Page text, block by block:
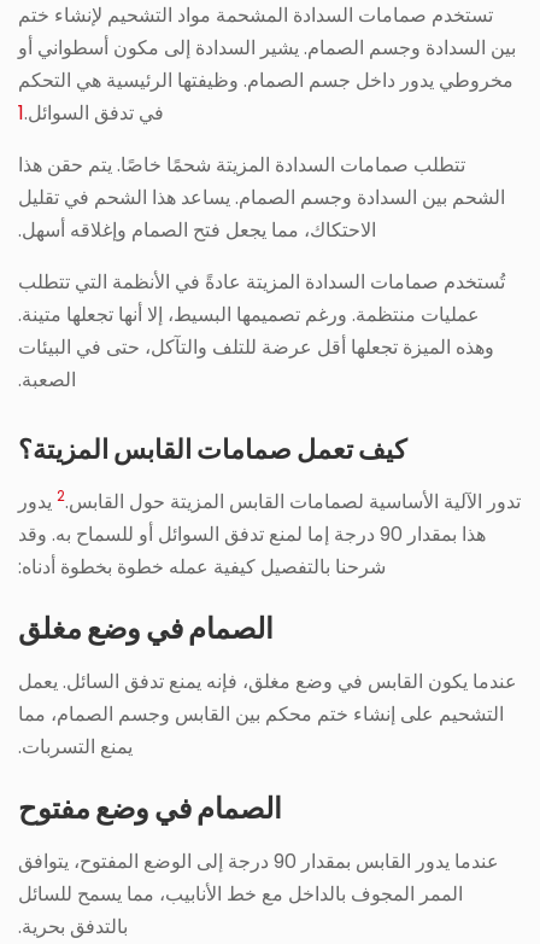
تستخدم صمامات السدادة المشحمة مواد التشحيم لإنشاء ختم
بين السدادة وجسم الصمام. يشير السدادة إلى مكون أسطواني أو
مخروطي يدور داخل جسم الصمام. وظيفتها الرئيسية هي التحكم
في تدفق السوائل.1
تتطلب صمامات السدادة المزيتة شحمًا خاصًا. يتم حقن هذا
الشحم بين السدادة وجسم الصمام. يساعد هذا الشحم في تقليل
الاحتكاك، مما يجعل فتح الصمام وإغلاقه أسهل.
تُستخدم صمامات السدادة المزيتة عادةً في الأنظمة التي تتطلب
عمليات منتظمة. ورغم تصميمها البسيط، إلا أنها تجعلها متينة.
وهذه الميزة تجعلها أقل عرضة للتلف والتآكل، حتى في البيئات
الصعبة.
كيف تعمل صمامات القابس المزيتة؟
تدور الآلية الأساسية لصمامات القابس المزيتة حول القابس.2 يدور
هذا بمقدار 90 درجة إما لمنع تدفق السوائل أو للسماح به. وقد
شرحنا بالتفصيل كيفية عمله خطوة بخطوة أدناه:
الصمام في وضع مغلق
عندما يكون القابس في وضع مغلق، فإنه يمنع تدفق السائل. يعمل
التشحيم على إنشاء ختم محكم بين القابس وجسم الصمام، مما
يمنع التسربات.
الصمام في وضع مفتوح
عندما يدور القابس بمقدار 90 درجة إلى الوضع المفتوح، يتوافق
الممر المجوف بالداخل مع خط الأنابيب، مما يسمح للسائل
بالتدفق بحرية.